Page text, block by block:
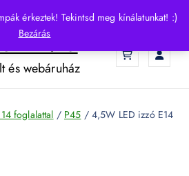
érkeztek! Tekintsd meg kínálatunkat! :)
Bezárás
és webáruház
foglalattal / P45 / 4,5W LED izzó E14